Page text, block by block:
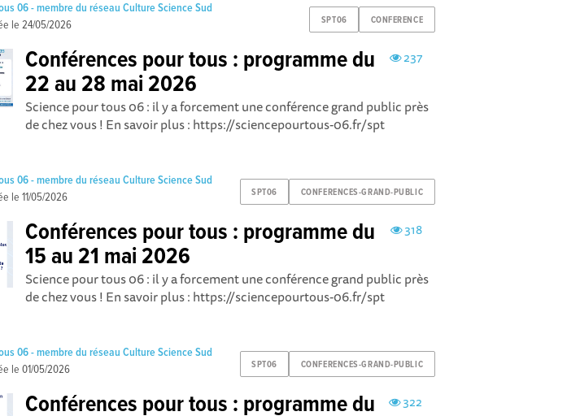
SPT06 CONFERENCE
06 - membre du réseau Culture Science Sud
le24/05/2026
237
Conférences pour tous : programme du
22 au 28 mai 2026
Science pour tous 06 : il y a forcement une conférence grand public près
de chez vous ! En savoir plus : https://sciencepourtous-06.fr/spt
SPT06 CONFERENCES-GRAND-PUBLIC
06 - membre du réseau Culture Science Sud
le11/05/2026
318
Conférences pour tous : programme du
15 au 21 mai 2026
Science pour tous 06 : il y a forcement une conférence grand public près
de chez vous ! En savoir plus : https://sciencepourtous-06.fr/spt
SPT06 CONFERENCES-GRAND-PUBLIC
06 - membre du réseau Culture Science Sud
le01/05/2026
322
Conférences pour tous : programme du